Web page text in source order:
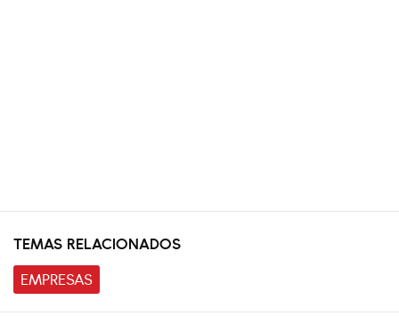
TEMAS RELACIONADOS
EMPRESAS